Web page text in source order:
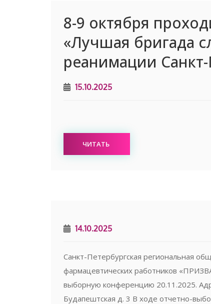
8-9 октября
«Лучшая бригада
реанимации Санкт-
15.10.2025
ЧИТАТЬ
14.10.2025
Санкт-Петербургская региональная
фармацевтических работников
выборную конференцию 20.11.2025.
Будапештская д. 3 В ходе отчетно-